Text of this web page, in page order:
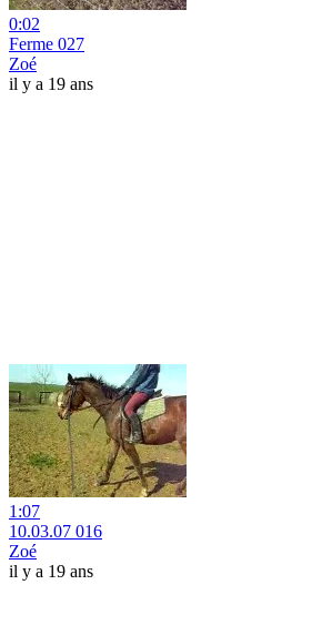
0:02
Ferme 027
Zoé
il y a 19 ans
1:07
10.03.07 016
Zoé
il y a 19 ans